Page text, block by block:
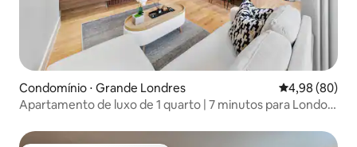
Condomínio ⋅ Grande Londres 4,98 de uma
4,98 (80)
Apartamento de luxo de 1 quarto | 7 minutos para London